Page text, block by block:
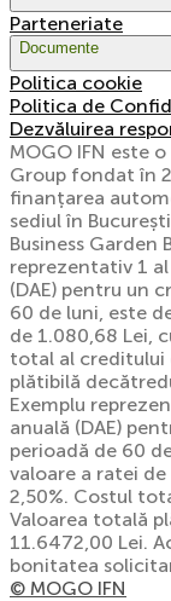
Parteneriate
Documente
Politica cookie
Politica de
Dezvăluirea
MOGO IFN este
Group fondat în
finanțarea
sediul în
Business Garden
reprezentativ 1
(DAE) pentru un
60 de luni, este
de 1.080,68 Lei,
total al creditului
plătibilă
Exemplu
anuală (DAE)
perioadă de 60
valoare a ratei
2,50%. Costul
Valoarea totală
11.6472,00 Lei.
bonitatea
© MOGO IFN